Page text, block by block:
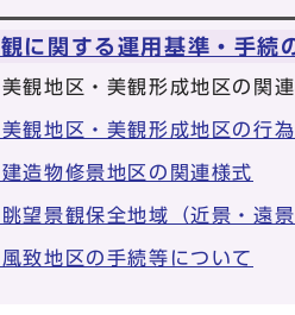
に関する運用基準・手続
美観地区・美観形成地区の関
美観地区・美観形成地区の行
建造物修景地区の関連様式
眺望景観保全地域（近景・遠
致地区の手続等について